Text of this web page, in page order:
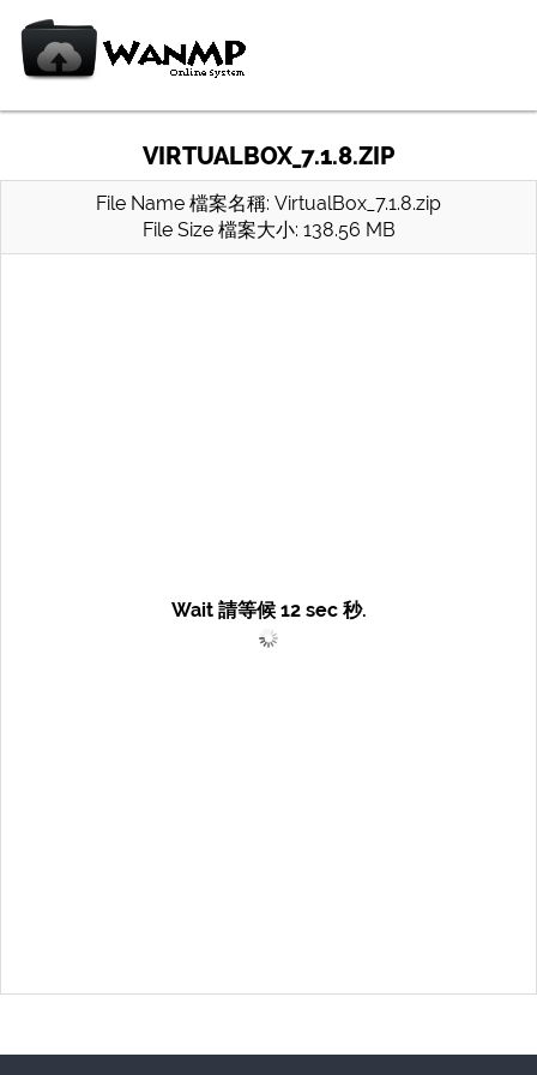
VIRTUALBOX_7.1.8.ZIP
File Name 檔案名稱: VirtualBox_7.1.8.zip
File Size 檔案大小: 138.56 MB
Wait 請等候 12sec 秒.